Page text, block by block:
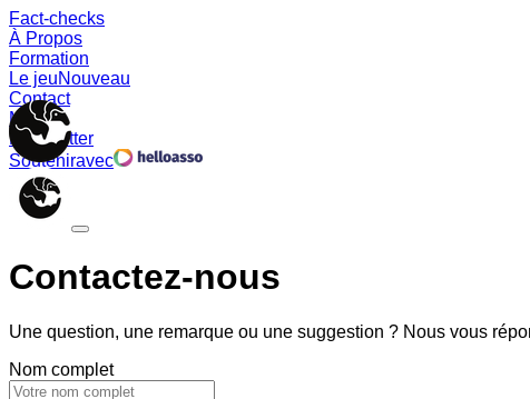
Fact-checks
À Propos
Formation
Le jeuNouveau
Contact
Memes
Newsletter
Souteniravec
Contactez-nous
Une question, une remarque ou une suggestion ? Nous vous
Nom complet